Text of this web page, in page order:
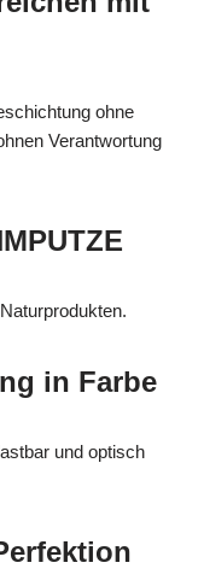
ohne
Verantwortung
in Farbe
und optisch